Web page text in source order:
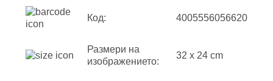
Код: 4005556056620
Размери на
изображението:
32 x 24 cm